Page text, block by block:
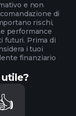
e non
di
rischi,
performance
futuri. Prima di
i tuoi
finanziario